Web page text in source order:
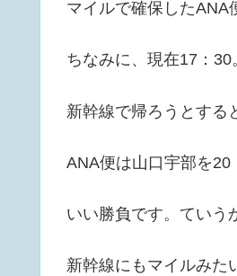
マイルで確保したANA
ちなみに、現在17：30
新幹線で帰ろうとする
ANA便は山口宇部を20
いい勝負です。ていう
新幹線にもマイルみた